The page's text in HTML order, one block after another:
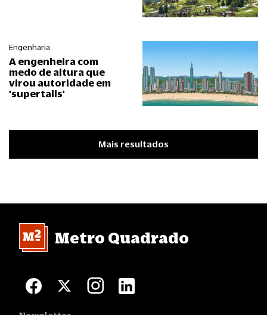
Engenharia
A engenheira com
medo de altura que
virou autoridade em
'supertalls'
Mais resultados
Metro Quadrado